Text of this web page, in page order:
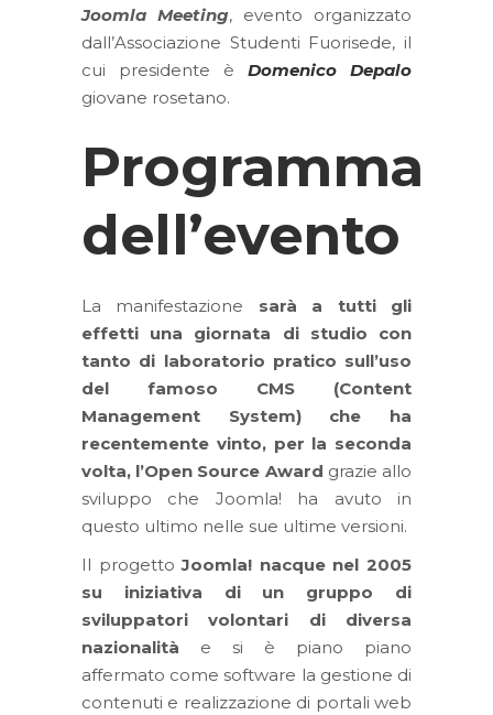
Joomla Meeting, evento organizzato
dall’Associazione Studenti Fuorisede, il
cui presidente è Domenico Depalo
giovane rosetano.
Programma
dell’evento
La manifestazione sarà a tutti gli
effetti una giornata di studio con
tanto di laboratorio pratico sull’uso
del famoso CMS (Content
Management System) che ha
recentemente vinto, per la seconda
volta, l’Open Source Award grazie allo
sviluppo che Joomla! ha avuto in
questo ultimo nelle sue ultime versioni.
Il progetto Joomla! nacque nel 2005
su iniziativa di un gruppo di
sviluppatori volontari di diversa
nazionalità e si è piano piano
affermato come software la gestione di
contenuti e realizzazione di portali web